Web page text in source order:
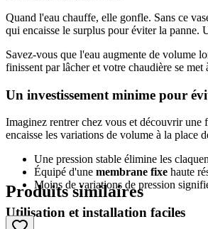
Quand l'eau chauffe, elle gonfle. Sans ce
qui encaisse le surplus pour éviter la panne.
Savez-vous que l'eau augmente de volume
finissent par lâcher et votre chaudière se
Un investissement minime pour
Imaginez rentrer chez vous et découvrir
encaisse les variations de volume à la place
Une pression stable élimine les
Équipé d'une membrane fixe haute
Moins de variations de pression
Utilisation et installation faciles
Produits similaires